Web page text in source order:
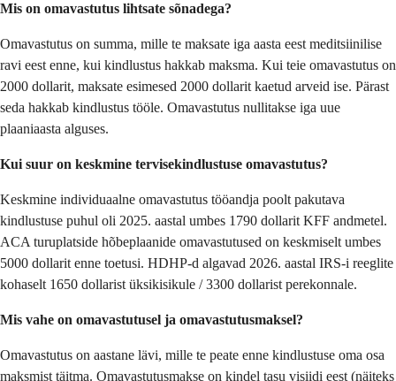
Mis on omavastutus lihtsate sõnadega?
Omavastutus on summa, mille te maksate iga aasta eest meditsiinilise
ravi eest enne, kui kindlustus hakkab maksma. Kui teie omavastutus on
2000 dollarit, maksate esimesed 2000 dollarit kaetud arveid ise. Pärast
seda hakkab kindlustus tööle. Omavastutus nullitakse iga uue
plaaniaasta alguses.
Kui suur on keskmine tervisekindlustuse omavastutus?
Keskmine individuaalne omavastutus tööandja poolt pakutava
kindlustuse puhul oli 2025. aastal umbes 1790 dollarit KFF andmetel.
ACA turuplatside hõbeplaanide omavastutused on keskmiselt umbes
5000 dollarit enne toetusi. HDHP-d algavad 2026. aastal IRS-i reeglite
kohaselt 1650 dollarist üksikisikule / 3300 dollarist perekonnale.
Mis vahe on omavastutusel ja omavastutusmaksel?
Omavastutus on aastane lävi, mille te peate enne kindlustuse oma osa
maksmist täitma. Omavastutusmakse on kindel tasu visiidi eest (näiteks